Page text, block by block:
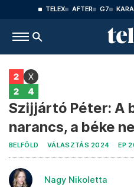
TELEX AFTER G7
Szijjártó Péter: A
narancs, a béke
BELFÖLD VÁLASZTÁS 2024 EP
Nagy Nikoletta